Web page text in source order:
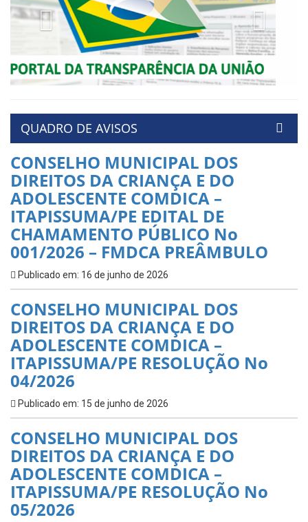
Previous
QUADRO DE AVISOS
CONSELHO MUNICIPAL DOS
DIREITOS DA CRIANÇA E DO
ADOLESCENTE COMDICA –
ITAPISSUMA/PE EDITAL DE
CHAMAMENTO PÚBLICO No
001/2026 – FMDCA PREÂMBULO
Publicado em: 16 de junho de 2026
CONSELHO MUNICIPAL DOS
DIREITOS DA CRIANÇA E DO
ADOLESCENTE COMDICA –
ITAPISSUMA/PE RESOLUÇÃO No
04/2026
Publicado em: 15 de junho de 2026
CONSELHO MUNICIPAL DOS
DIREITOS DA CRIANÇA E DO
ADOLESCENTE COMDICA –
ITAPISSUMA/PE RESOLUÇÃO No
05/2026